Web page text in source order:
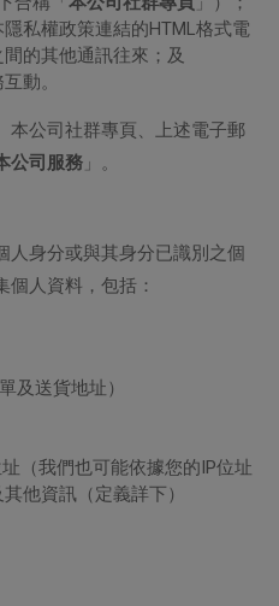
私權政策連結的HTML格式電
的其他通訊往來；及
動。
本公司社群專頁、上述電子郵
公司服務 」。
人身分或與其身分已識別之個
個人資料，包括：
及送貨地址）
（我們也可能依據您的IP位址
他資訊（定義詳下）